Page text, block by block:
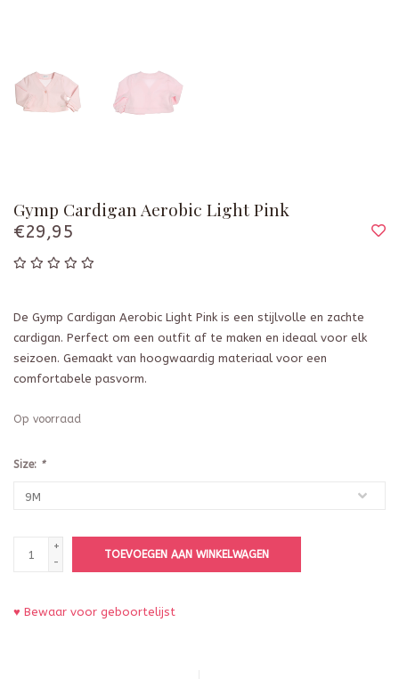
Gymp Cardigan Aerobic Light Pink
€29,95
De Gymp Cardigan Aerobic Light Pink is een stijlvolle en zachte
cardigan. Perfect om een outfit af te maken en ideaal voor elk
seizoen. Gemaakt van hoogwaardig materiaal voor een
comfortabele pasvorm.
Op voorraad
Size: *
+
-
TOEVOEGEN AAN WINKELWAGEN
♥ Bewaar voor geboortelijst